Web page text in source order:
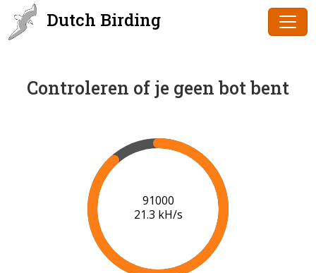
Dutch Birding
Controleren of je geen bot bent
91000
21.3 kH/s